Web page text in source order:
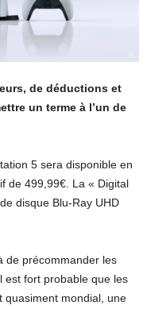
de déductions et
un terme à l’un de
5 sera disponible en
de 499,99€. La « Digital
disque Blu-Ray UHD
de précommander les
est fort probable que les
quasiment mondial, une